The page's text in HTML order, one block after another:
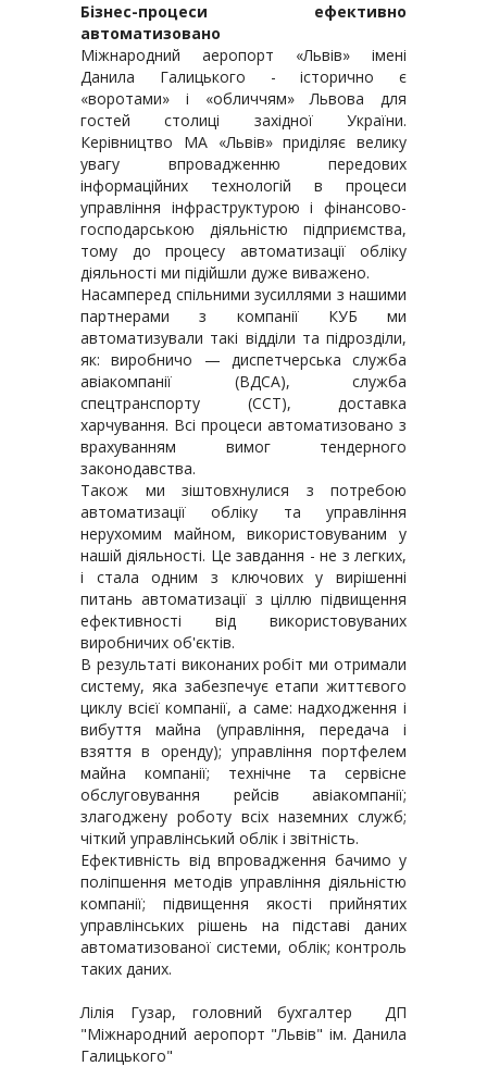
Бізнес-процеси ефективно
автоматизовано
Міжнародний аеропорт «Львів» імені
Данила Галицького - історично є
«воротами» і «обличчям» Львова для
гостей столиці західної України.
Керівництво МА «Львів» приділяє велику
увагу впровадженню передових
інформаційних технологій в процеси
управління інфраструктурою і фінансово-
господарською діяльністю підприємства,
тому до процесу автоматизації обліку
діяльності ми підійшли дуже виважено.
Насамперед спільними зусиллями з нашими
партнерами з компанії КУБ ми
автоматизували такі відділи та підрозділи,
як: виробничо — диспетчерська служба
авіакомпанії (ВДСА), служба
спецтранспорту (ССТ), доставка
харчування. Всі процеси автоматизовано з
врахуванням вимог тендерного
законодавства.
Також ми зіштовхнулися з потребою
автоматизації обліку та управління
нерухомим майном, використовуваним у
нашій діяльності. Це завдання - не з легких,
і стала одним з ключових у вирішенні
питань автоматизації з ціллю підвищення
ефективності від використовуваних
виробничих об'єктів.
В результаті виконаних робіт ми отримали
систему, яка забезпечує етапи життєвого
циклу всієї компанії, а саме: надходження і
вибуття майна (управління, передача і
взяття в оренду); управління портфелем
майна компанії; технічне та сервісне
обслуговування рейсів авіакомпанії;
злагоджену роботу всіх наземних служб;
чіткий управлінський облік і звітність.
Ефективність від впровадження бачимо у
поліпшення методів управління діяльністю
компанії; підвищення якості прийнятих
управлінських рішень на підставі даних
автоматизованої системи, облік; контроль
таких даних.
Лілія Гузар, головний бухгалтер ДП
"Міжнародний аеропорт "Львів" ім. Данила
Галицького"